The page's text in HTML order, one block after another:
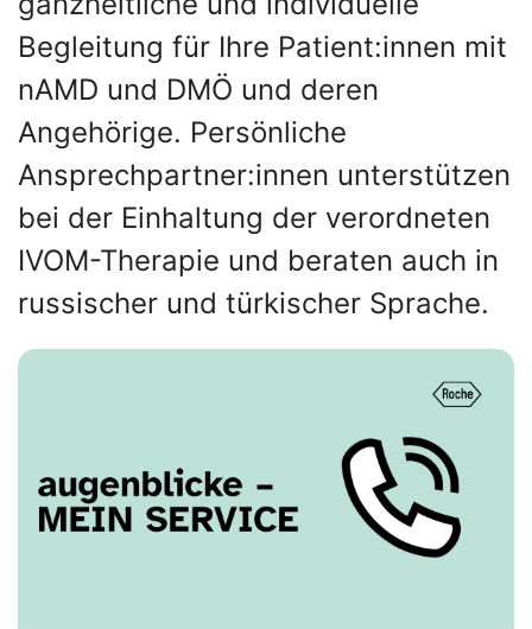
Begleitung für Ihre Patient:innen mit
nAMD und DMÖ und deren
Angehörige. Persönliche
Ansprechpartner:innen unterstützen
bei der Einhaltung der verordneten
IVOM-Therapie und beraten auch in
russischer und türkischer Sprache.